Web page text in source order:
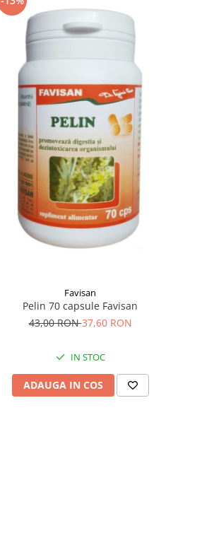
Favisan
Pelin 70 capsule Favisan
43,00 RON37,60 RON
IN STOC
ADAUGA IN COS